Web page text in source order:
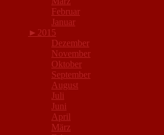
Februar
Januar
► 2015
Dezember
November
Oktober
September
August
Juli
Juni
April
März